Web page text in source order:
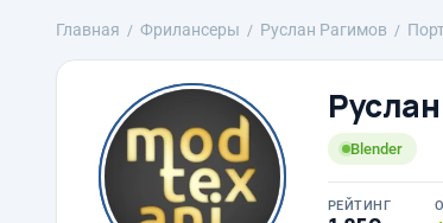
Главная Фрилансеры Руслан Рагимов
Blender
РЕЙТИНГ